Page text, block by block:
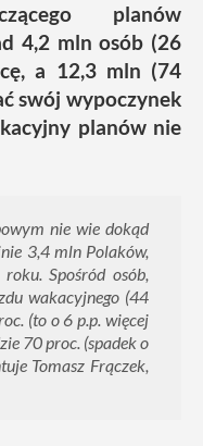
planów
4,2 mln osób (26
a 12,3 mln (74
swój wypoczynek
planów nie
nie wie dokąd
3,4 mln Polaków,
Spośród osób,
wakacyjnego (44
(to o 6 p.p. więcej
70 proc. (spadek o
Tomasz Frączek,